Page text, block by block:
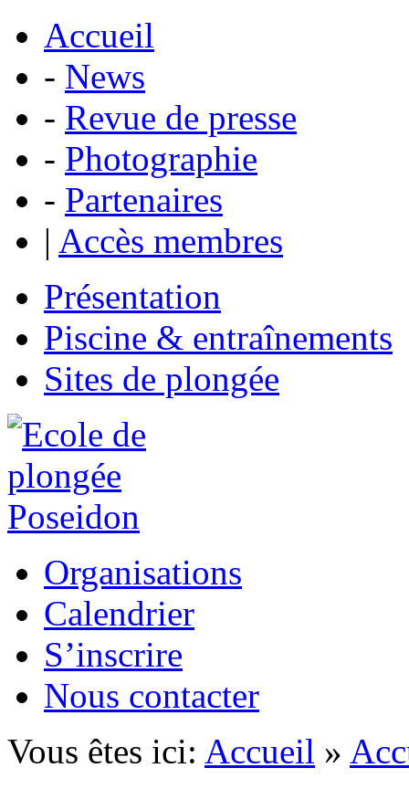
Accueil
- News
- Revue de presse
- Photographie
- Partenaires
| Accès membres
Présentation
Piscine & entraînements
Sites de plongée
Organisations
Calendrier
S’inscrire
Nous contacter
Vous êtes ici: Accueil »